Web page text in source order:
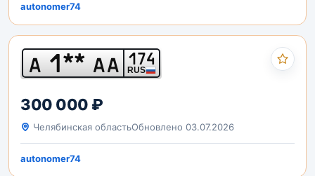
autonomer74
А 1** АА 174
RUS
300 000 ₽
Челябинская областьОбновлено 03.07.2026
autonomer74